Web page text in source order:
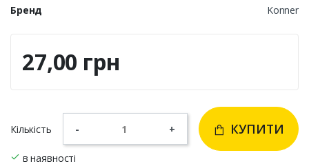
Бренд
Konner
27,00 грн
Кількість - + КУПИТИ
в наявності